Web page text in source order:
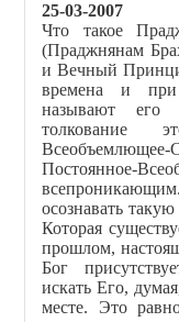
25-03-2007
Что такое
(Праджнянам
и Вечный
времена и при
называют
толкование
Постоянное-
осознавать
Которая
прошлом,
Бог
искать Его,
месте. Это